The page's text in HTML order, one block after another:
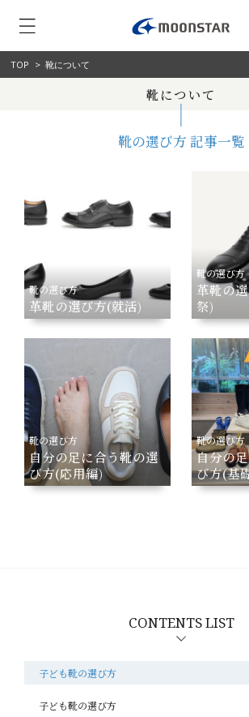
TOP > 靴について
靴について
靴の選び方 記事一覧
靴の選び方
革靴の選び方(就活)
靴の選び方
革靴の
祭)
靴の選び方
自分の足に合う靴の選
び方(応用編)
靴の選び方
自分の
び方(基
CONTENTS LIST
子ども靴の選び方
子ども靴の選び方